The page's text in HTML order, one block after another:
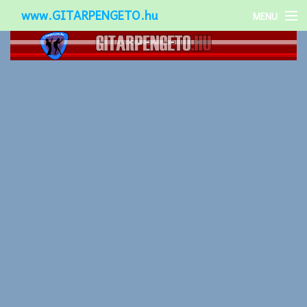
www.GITARPENGETO.hu MENU
Népszerű-